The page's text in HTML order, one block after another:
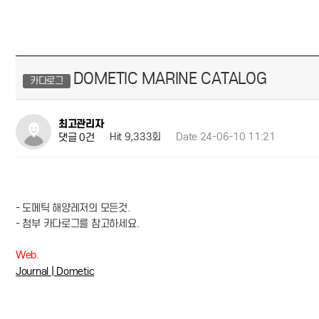
카다로그 DOMETIC MARINE CATALOG
최고관리자
댓글 0건
Hit 9,333회 Date 24-06-10 11:21
- 도메틱 해양레저의 모든것.
- 첨부 카다로그를 참고하세요.
Web.
Journal | Dometic